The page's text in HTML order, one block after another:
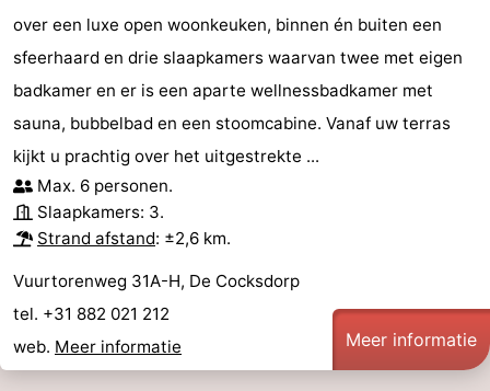
over een luxe open woonkeuken, binnen én buiten een
sfeerhaard en drie slaapkamers waarvan twee met eigen
badkamer en er is een aparte wellnessbadkamer met
sauna, bubbelbad en een stoomcabine. Vanaf uw terras
kijkt u prachtig over het uitgestrekte ...
Max. 6 personen.
Slaapkamers: 3.
Strand afstand: ±2,6 km.
Vuurtorenweg 31A-H, De Cocksdorp
tel. +31 882 021 212
web. Meer informatie Meer informatie